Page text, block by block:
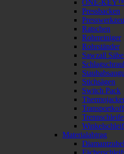
ONE-KEY™
Pressbacken
Ratschen
Rohrreiniger
Rohrständer
Sawzall
Stichsägen
Switch Pack
Materialabtrag